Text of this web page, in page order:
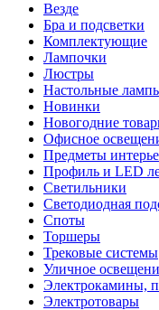
Везде
Бра и подсветки
Комплектующие
Лампочки
Люстры
Настольные
Новинки
Новогодние
Офисное
Предметы
Профиль и LED
Светильники
Светодиодная
Споты
Торшеры
Трековые системы
Уличное
Электрокамины,
Электротовары